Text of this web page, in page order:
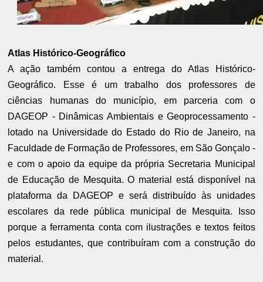
Atlas Histórico-Geográfico
A ação também contou a entrega do Atlas Histórico-
Geográfico. Esse é um trabalho dos professores de
ciências humanas do município, em parceria com o
DAGEOP - Dinâmicas Ambientais e Geoprocessamento -
lotado na Universidade do Estado do Rio de Janeiro, na
Faculdade de Formação de Professores, em São Gonçalo -
e com o apoio da equipe da própria Secretaria Municipal
de Educação de Mesquita. O material está disponível na
plataforma da DAGEOP e será distribuído às unidades
escolares da rede pública municipal de Mesquita. Isso
porque a ferramenta conta com ilustrações e textos feitos
pelos estudantes, que contribuíram com a construção do
material.